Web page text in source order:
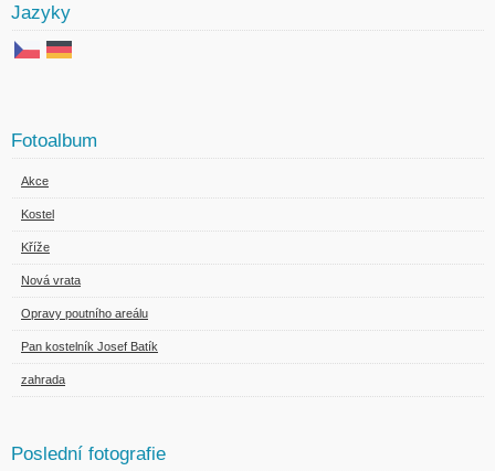
Jazyky
Fotoalbum
Akce
Kostel
Kříže
Nová vrata
Opravy poutního areálu
Pan kostelník Josef Batík
zahrada
Poslední fotografie